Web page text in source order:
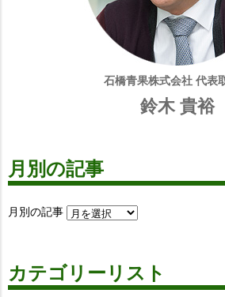
石橋青果株式会社 代表
鈴木 貴裕
月別の記事
月別の記事
カテゴリーリスト